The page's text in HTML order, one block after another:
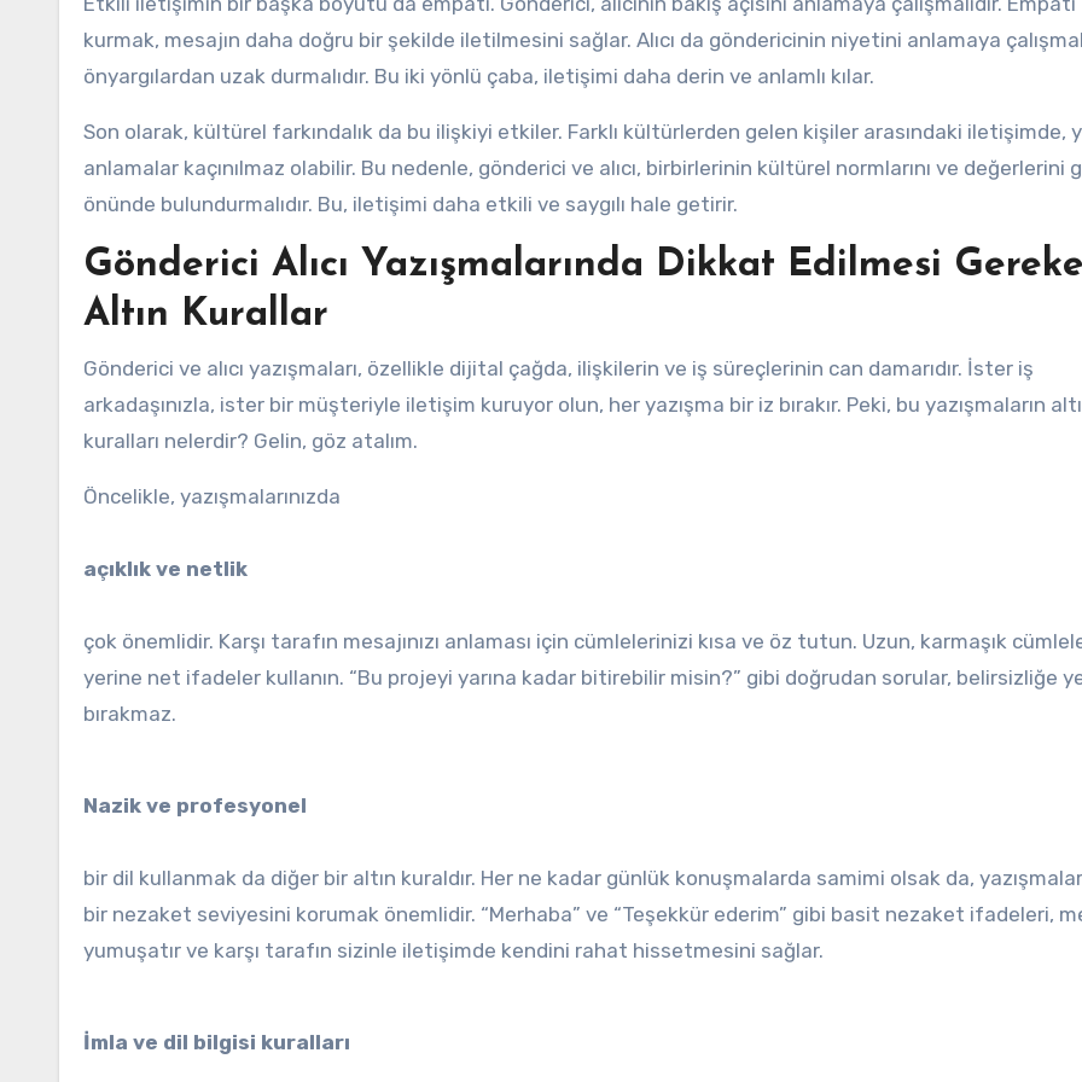
kurmak, mesajın daha doğru bir şekilde iletilmesini sağlar. Alıcı da göndericinin niyetini anlamaya
önyargılardan uzak durmalıdır. Bu iki yönlü çaba, iletişimi daha derin ve anlamlı kılar.
Son olarak, kültürel farkındalık da bu ilişkiyi etkiler. Farklı kültürlerden gelen kişiler arasındaki iletişimde,
anlamalar kaçınılmaz olabilir. Bu nedenle, gönderici ve alıcı, birbirlerinin kültürel normlarını ve değerlerini
önünde bulundurmalıdır. Bu, iletişimi daha etkili ve saygılı hale getirir.
Gönderici Alıcı Yazışmalarında Dikkat Edilmesi
Altın Kurallar
Gönderici ve alıcı yazışmaları, özellikle dijital çağda, ilişkilerin ve iş süreçlerinin can damarıdır. İster iş
arkadaşınızla, ister bir müşteriyle iletişim kuruyor olun, her yazışma bir iz bırakır. Peki, bu yazışmaların
kuralları nelerdir? Gelin, göz atalım.
Öncelikle, yazışmalarınızda
açıklık ve netlik
çok önemlidir. Karşı tarafın mesajınızı anlaması için cümlelerinizi kısa ve öz tutun. Uzun, karmaşık
yerine net ifadeler kullanın. “Bu projeyi yarına kadar bitirebilir misin?” gibi doğrudan sorular, belirsizliğe
bırakmaz.
Nazik ve profesyonel
bir dil kullanmak da diğer bir altın kuraldır. Her ne kadar günlük konuşmalarda samimi olsak da,
bir nezaket seviyesini korumak önemlidir. “Merhaba” ve “Teşekkür ederim” gibi basit nezaket ifadeleri,
yumuşatır ve karşı tarafın sizinle iletişimde kendini rahat hissetmesini sağlar.
İmla ve dil bilgisi kuralları